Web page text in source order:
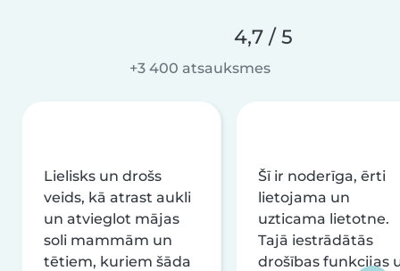
4,7 / 5
+3 400 atsauksmes
Lielisks un drošs
veids, kā atrast aukli
un atvieglot mājas
soli mammām un
tētiem, kuriem šāda
Šī ir noderīga, ērti
lietojama un
uzticama lietotne.
Tajā iestrādātās
drošības funkcijas